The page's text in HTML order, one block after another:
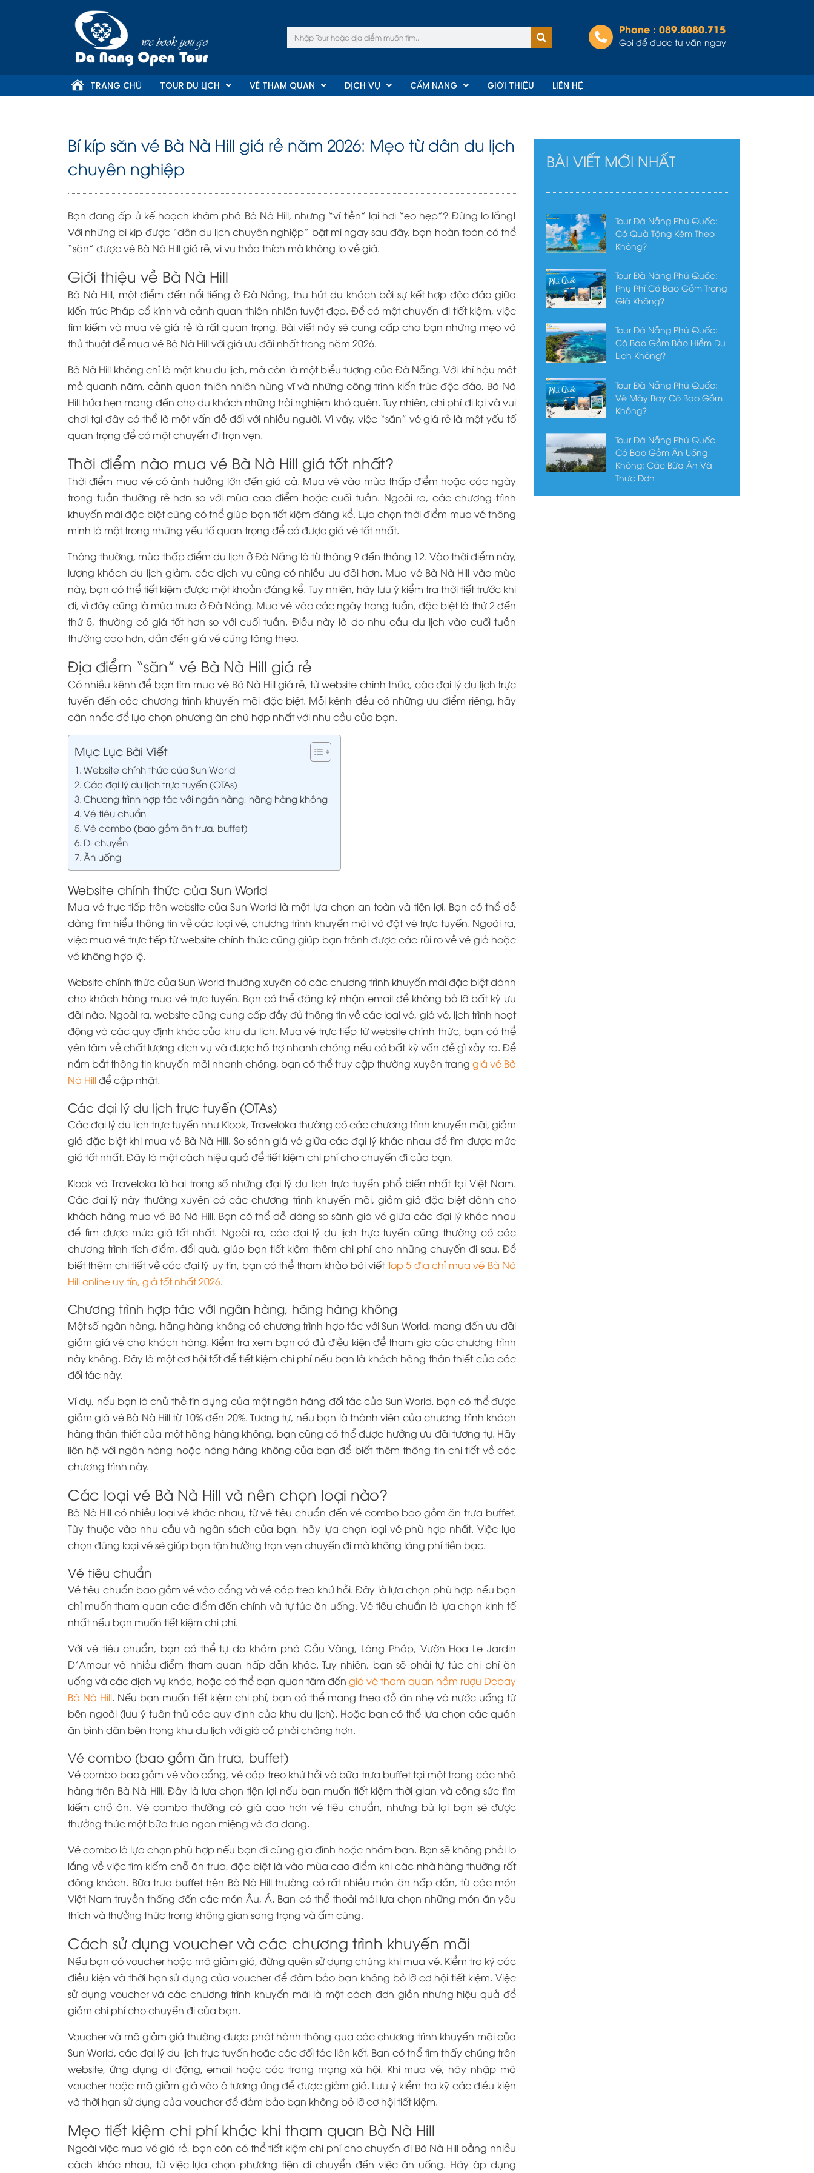
Tìm
kiếm
Tìm
kiếm
Phone : 089.8080.715
Gọi để được tư vấn ngay
TRANG CHỦ TOUR DU LỊCH VÉ THAM QUAN DỊCH VỤ CẨM NANG GIỚI THIỆU LIÊN HỆ
Bí kíp săn vé Bà Nà Hill giá rẻ năm 2026: Mẹo từ dân du lịch
chuyên nghiệp
Bạn đang ấp ủ kế hoạch khám phá Bà Nà Hill, nhưng “ví tiền” lại hơi “eo hẹp”? Đừng lo lắng!
Với những bí kíp được “dân du lịch chuyên nghiệp” bật mí ngay sau đây, bạn hoàn toàn có thể
“săn” được vé Bà Nà Hill giá rẻ, vi vu thỏa thích mà không lo về giá.
Giới thiệu về Bà Nà Hill
Bà Nà Hill, một điểm đến nổi tiếng ở Đà Nẵng, thu hút du khách bởi sự kết hợp độc đáo giữa
kiến trúc Pháp cổ kính và cảnh quan thiên nhiên tuyệt đẹp. Để có một chuyến đi tiết kiệm, việc
tìm kiếm và mua vé giá rẻ là rất quan trọng. Bài viết này sẽ cung cấp cho bạn những mẹo và
thủ thuật để mua vé Bà Nà Hill với giá ưu đãi nhất trong năm 2026.
Bà Nà Hill không chỉ là một khu du lịch, mà còn là một biểu tượng của Đà Nẵng. Với khí hậu mát
mẻ quanh năm, cảnh quan thiên nhiên hùng vĩ và những công trình kiến trúc độc đáo, Bà Nà
Hill hứa hẹn mang đến cho du khách những trải nghiệm khó quên. Tuy nhiên, chi phí đi lại và vui
chơi tại đây có thể là một vấn đề đối với nhiều người. Vì vậy, việc “săn” vé giá rẻ là một yếu tố
quan trọng để có một chuyến đi trọn vẹn.
Thời điểm nào mua vé Bà Nà Hill giá tốt nhất?
Thời điểm mua vé có ảnh hưởng lớn đến giá cả. Mua vé vào mùa thấp điểm hoặc các ngày
trong tuần thường rẻ hơn so với mùa cao điểm hoặc cuối tuần. Ngoài ra, các chương trình
khuyến mãi đặc biệt cũng có thể giúp bạn tiết kiệm đáng kể. Lựa chọn thời điểm mua vé thông
minh là một trong những yếu tố quan trọng để có được giá vé tốt nhất.
Thông thường, mùa thấp điểm du lịch ở Đà Nẵng là từ tháng 9 đến tháng 12. Vào thời điểm này,
lượng khách du lịch giảm, các dịch vụ cũng có nhiều ưu đãi hơn. Mua vé Bà Nà Hill vào mùa
này, bạn có thể tiết kiệm được một khoản đáng kể. Tuy nhiên, hãy lưu ý kiểm tra thời tiết trước khi
đi, vì đây cũng là mùa mưa ở Đà Nẵng. Mua vé vào các ngày trong tuần, đặc biệt là thứ 2 đến
thứ 5, thường có giá tốt hơn so với cuối tuần. Điều này là do nhu cầu du lịch vào cuối tuần
thường cao hơn, dẫn đến giá vé cũng tăng theo.
Địa điểm “săn” vé Bà Nà Hill giá rẻ
Có nhiều kênh để bạn tìm mua vé Bà Nà Hill giá rẻ, từ website chính thức, các đại lý du lịch trực
tuyến đến các chương trình khuyến mãi đặc biệt. Mỗi kênh đều có những ưu điểm riêng, hãy
cân nhắc để lựa chọn phương án phù hợp nhất với nhu cầu của bạn.
Mục Lục Bài Viết
Website chính thức của Sun World
Các đại lý du lịch trực tuyến (OTAs)
Chương trình hợp tác với ngân hàng, hãng hàng không
Vé tiêu chuẩn
Vé combo (bao gồm ăn trưa, buffet)
Di chuyển
Ăn uống
Website chính thức của Sun World
Mua vé trực tiếp trên website của Sun World là một lựa chọn an toàn và tiện lợi. Bạn có thể dễ
dàng tìm hiểu thông tin về các loại vé, chương trình khuyến mãi và đặt vé trực tuyến. Ngoài ra,
việc mua vé trực tiếp từ website chính thức cũng giúp bạn tránh được các rủi ro về vé giả hoặc
vé không hợp lệ.
Website chính thức của Sun World thường xuyên có các chương trình khuyến mãi đặc biệt dành
cho khách hàng mua vé trực tuyến. Bạn có thể đăng ký nhận email để không bỏ lỡ bất kỳ ưu
đãi nào. Ngoài ra, website cũng cung cấp đầy đủ thông tin về các loại vé, giá vé, lịch trình hoạt
động và các quy định khác của khu du lịch. Mua vé trực tiếp từ website chính thức, bạn có thể
yên tâm về chất lượng dịch vụ và được hỗ trợ nhanh chóng nếu có bất kỳ vấn đề gì xảy ra. Để
nắm bắt thông tin khuyến mãi nhanh chóng, bạn có thể truy cập thường xuyên trang giá vé Bà
Nà Hillđể cập nhật.
Các đại lý du lịch trực tuyến (OTAs)
Các đại lý du lịch trực tuyến như Klook, Traveloka thường có các chương trình khuyến mãi, giảm
giá đặc biệt khi mua vé Bà Nà Hill. So sánh giá vé giữa các đại lý khác nhau để tìm được mức
giá tốt nhất. Đây là một cách hiệu quả để tiết kiệm chi phí cho chuyến đi của bạn.
Klook và Traveloka là hai trong số những đại lý du lịch trực tuyến phổ biến nhất tại Việt Nam.
Các đại lý này thường xuyên có các chương trình khuyến mãi, giảm giá đặc biệt dành cho
khách hàng mua vé Bà Nà Hill. Bạn có thể dễ dàng so sánh giá vé giữa các đại lý khác nhau
để tìm được mức giá tốt nhất. Ngoài ra, các đại lý du lịch trực tuyến cũng thường có các
chương trình tích điểm, đổi quà, giúp bạn tiết kiệm thêm chi phí cho những chuyến đi sau. Để
biết thêm chi tiết về các đại lý uy tín, bạn có thể tham khảo bài viếtTop 5 địa chỉ mua vé Bà Nà
Hill online uy tín, giá tốt nhất 2026.
Chương trình hợp tác với ngân hàng, hãng hàng không
Một số ngân hàng, hãng hàng không có chương trình hợp tác với Sun World, mang đến ưu đãi
giảm giá vé cho khách hàng. Kiểm tra xem bạn có đủ điều kiện để tham gia các chương trình
này không. Đây là một cơ hội tốt để tiết kiệm chi phí nếu bạn là khách hàng thân thiết của các
đối tác này.
Ví dụ, nếu bạn là chủ thẻ tín dụng của một ngân hàng đối tác của Sun World, bạn có thể được
giảm giá vé Bà Nà Hill từ 10% đến 20%. Tương tự, nếu bạn là thành viên của chương trình khách
hàng thân thiết của một hãng hàng không, bạn cũng có thể được hưởng ưu đãi tương tự. Hãy
liên hệ với ngân hàng hoặc hãng hàng không của bạn để biết thêm thông tin chi tiết về các
chương trình này.
Các loại vé Bà Nà Hill và nên chọn loại nào?
Bà Nà Hill có nhiều loại vé khác nhau, từ vé tiêu chuẩn đến vé combo bao gồm ăn trưa buffet.
Tùy thuộc vào nhu cầu và ngân sách của bạn, hãy lựa chọn loại vé phù hợp nhất. Việc lựa
chọn đúng loại vé sẽ giúp bạn tận hưởng trọn vẹn chuyến đi mà không lãng phí tiền bạc.
Vé tiêu chuẩn
Vé tiêu chuẩn bao gồm vé vào cổng và vé cáp treo khứ hồi. Đây là lựa chọn phù hợp nếu bạn
chỉ muốn tham quan các điểm đến chính và tự túc ăn uống. Vé tiêu chuẩn là lựa chọn kinh tế
nhất nếu bạn muốn tiết kiệm chi phí.
Với vé tiêu chuẩn, bạn có thể tự do khám phá Cầu Vàng, Làng Pháp, Vườn Hoa Le Jardin
D’Amour và nhiều điểm tham quan hấp dẫn khác. Tuy nhiên, bạn sẽ phải tự túc chi phí ăn
uống và các dịch vụ khác, hoặc có thể bạn quan tâm đếngiá vé tham quan hầm rượu Debay
Bà Nà Hill. Nếu bạn muốn tiết kiệm chi phí, bạn có thể mang theo đồ ăn nhẹ và nước uống từ
bên ngoài (lưu ý tuân thủ các quy định của khu du lịch). Hoặc bạn có thể lựa chọn các quán
ăn bình dân bên trong khu du lịch với giá cả phải chăng hơn.
Vé combo (bao gồm ăn trưa, buffet)
Vé combo bao gồm vé vào cổng, vé cáp treo khứ hồi và bữa trưa buffet tại một trong các nhà
hàng trên Bà Nà Hill. Đây là lựa chọn tiện lợi nếu bạn muốn tiết kiệm thời gian và công sức tìm
kiếm chỗ ăn. Vé combo thường có giá cao hơn vé tiêu chuẩn, nhưng bù lại bạn sẽ được
thưởng thức một bữa trưa ngon miệng và đa dạng.
Vé combo là lựa chọn phù hợp nếu bạn đi cùng gia đình hoặc nhóm bạn. Bạn sẽ không phải lo
lắng về việc tìm kiếm chỗ ăn trưa, đặc biệt là vào mùa cao điểm khi các nhà hàng thường rất
đông khách. Bữa trưa buffet trên Bà Nà Hill thường có rất nhiều món ăn hấp dẫn, từ các món
Việt Nam truyền thống đến các món Âu, Á. Bạn có thể thoải mái lựa chọn những món ăn yêu
thích và thưởng thức trong không gian sang trọng và ấm cúng.
Cách sử dụng voucher và các chương trình khuyến mãi
Nếu bạn có voucher hoặc mã giảm giá, đừng quên sử dụng chúng khi mua vé. Kiểm tra kỹ các
điều kiện và thời hạn sử dụng của voucher để đảm bảo bạn không bỏ lỡ cơ hội tiết kiệm. Việc
sử dụng voucher và các chương trình khuyến mãi là một cách đơn giản nhưng hiệu quả để
giảm chi phí cho chuyến đi của bạn.
Voucher và mã giảm giá thường được phát hành thông qua các chương trình khuyến mãi của
Sun World, các đại lý du lịch trực tuyến hoặc các đối tác liên kết. Bạn có thể tìm thấy chúng trên
website, ứng dụng di động, email hoặc các trang mạng xã hội. Khi mua vé, hãy nhập mã
voucher hoặc mã giảm giá vào ô tương ứng để được giảm giá. Lưu ý kiểm tra kỹ các điều kiện
và thời hạn sử dụng của voucher để đảm bảo bạn không bỏ lỡ cơ hội tiết kiệm.
Mẹo tiết kiệm chi phí khác khi tham quan Bà Nà Hill
Ngoài việc mua vé giá rẻ, bạn còn có thể tiết kiệm chi phí cho chuyến đi Bà Nà Hill bằng nhiều
cách khác nhau, từ việc lựa chọn phương tiện di chuyển đến việc ăn uống. Hãy áp dụng
BÀI VIẾT MỚI NHẤT
Tour Đà Nẵng Phú Quốc:
Có Quà Tặng Kèm Theo
Không?
Tour Đà Nẵng Phú Quốc:
Phụ Phí Có Bao Gồm Trong
Giá Không?
Tour Đà Nẵng Phú Quốc:
Có Bao Gồm Bảo Hiểm Du
Lịch Không?
Tour Đà Nẵng Phú Quốc:
Vé Máy Bay Có Bao Gồm
Không?
Tour Đà Nẵng Phú Quốc
Có Bao Gồm Ăn Uống
Không: Các Bữa Ăn Và
Thực Đơn